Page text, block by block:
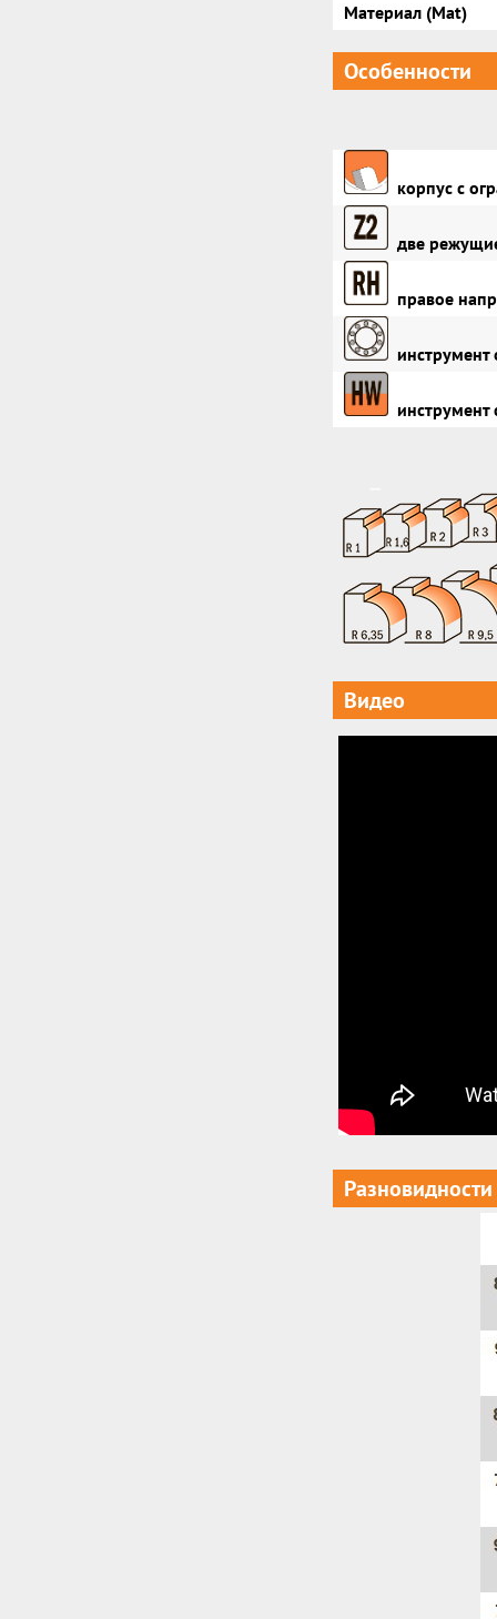
Материал (Mat)
Особенности
корпус с
две
правое
Видео
Разновидности